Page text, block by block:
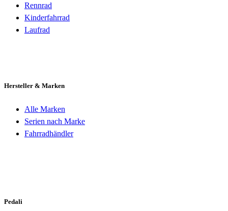
Rennrad
Kinderfahrrad
Laufrad
Hersteller & Marken
Alle Marken
Serien nach Marke
Fahrradhändler
Pedali